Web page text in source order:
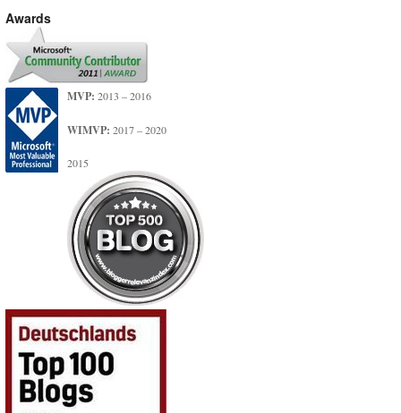
Awards
MVP: 2013 – 2016
WIMVP: 2017 – 2020
2015